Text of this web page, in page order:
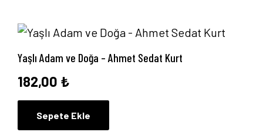
Yaşlı Adam ve Doğa – Ahmet Sedat Kurt
182,00 ₺
Sepete Ekle